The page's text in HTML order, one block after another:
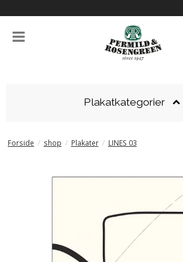
Plakatkategorier
Forside / shop / Plakater / LINES 03